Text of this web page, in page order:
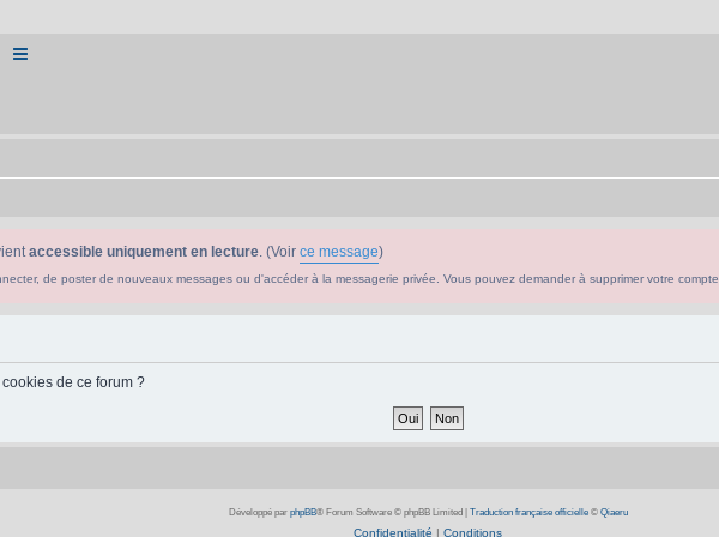
accessible uniquement en lecture. (Voir ce message)
de poster de nouveaux messages ou d'accéder à la messagerie privée. Vous pouvez demander à supprimer votre compte
de ce forum ?
Développé par phpBB® Forum Software © phpBB Limited Traduction française officielle© Qiaeru
Confidentialité | Conditions